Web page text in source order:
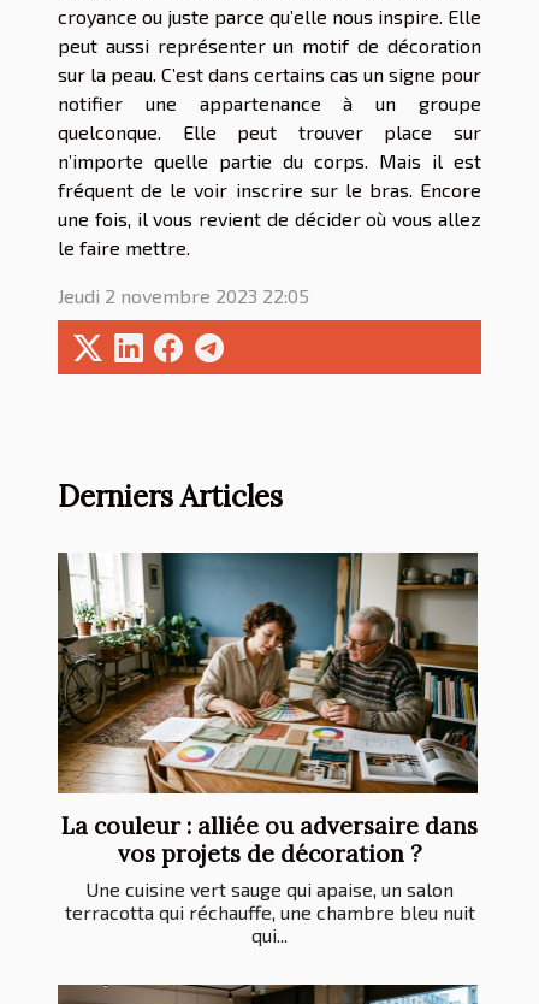
croyance ou juste parce qu’elle nous inspire. Elle
peut aussi représenter un motif de décoration
sur la peau. C’est dans certains cas un signe pour
notifier une appartenance à un groupe
quelconque. Elle peut trouver place sur
n’importe quelle partie du corps. Mais il est
fréquent de le voir inscrire sur le bras. Encore
une fois, il vous revient de décider où vous allez
le faire mettre.
Jeudi 2 novembre 2023 22:05
Derniers Articles
La couleur : alliée ou adversaire dans
vos projets de décoration ?
Une cuisine vert sauge qui apaise, un salon
terracotta qui réchauffe, une chambre bleu nuit
qui...